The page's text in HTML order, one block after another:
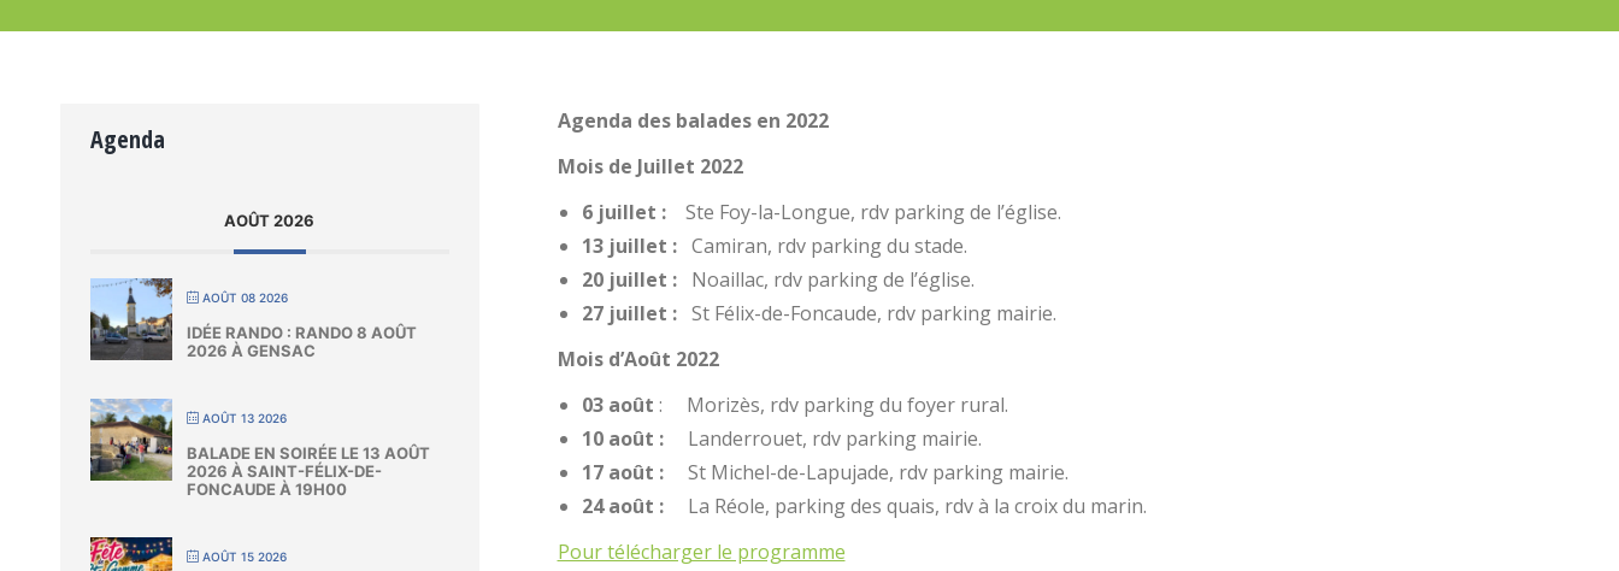
Agenda des balades en 2022
Mois de Juillet 2022
6 juillet :Ste Foy-la-Longue, rdv parking de l’église.
13 juillet :Camiran, rdv parking du stade.
20 juillet :Noaillac, rdv parking de l’église.
27 juillet :St Félix-de-Foncaude, rdv parking mairie.
Mois d’Août 2022
03 août : Morizès, rdv parking du foyer rural.
10 août :Landerrouet, rdv parking mairie.
17 août :St Michel-de-Lapujade, rdv parking mairie.
24 août :La Réole, parking des quais, rdv à la croix du marin.
Pour télécharger le programme
Agenda
AOÛT 2026
AOÛT 08 2026
IDÉE RANDO : RANDO 8 AOÛT
2026 À GENSAC
AOÛT 13 2026
BALADE EN SOIRÉE LE 13 AOÛT
2026 À SAINT-FÉLIX-DE-
FONCAUDE À 19H00
AOÛT 15 2026